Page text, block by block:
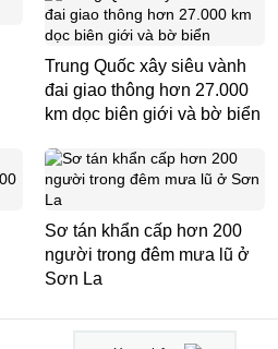
Trung Quốc xây siêu vành
đai giao thông hơn 27.000
km dọc biên giới và bờ biển
Sơ tán khẩn cấp hơn 200
người trong đêm mưa lũ ở
Sơn La